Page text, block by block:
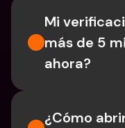
Mi
más de 5
ahora?
¿Cómo